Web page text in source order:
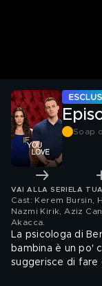
Soap
VAI ALLA SERIE LA
Cast: Kerem Bursin,
Nazmi Kirik, Aziz
Akacca
La psicologa di
bambina è un po'
suggerisce di fare